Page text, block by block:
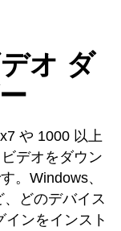
オ ダ
や 1000 以上
デオをダウン
。Windows、
どのデバイス
ンをインスト